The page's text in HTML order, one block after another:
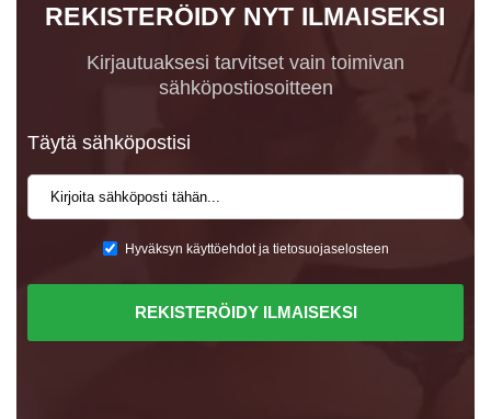
REKISTERÖIDY NYT ILMAISEKSI
Kirjautuaksesi tarvitset vain toimivan
sähköpostiosoitteen
Täytä sähköpostisi
Hyväksyn käyttöehdot ja tietosuojaselosteen
REKISTERÖIDY ILMAISEKSI